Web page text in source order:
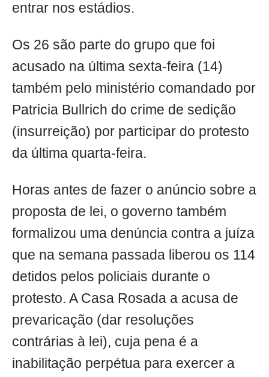
entrar nos estádios.
Os 26 são parte do grupo que foi
acusado na última sexta-feira (14)
também pelo ministério comandado por
Patricia Bullrich do crime de sedição
(insurreição) por participar do protesto
da última quarta-feira.
Horas antes de fazer o anúncio sobre a
proposta de lei, o governo também
formalizou uma denúncia contra a juíza
que na semana passada liberou os 114
detidos pelos policiais durante o
protesto. A Casa Rosada a acusa de
prevaricação (dar resoluções
contrárias à lei), cuja pena é a
inabilitação perpétua para exercer a